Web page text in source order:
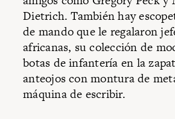
Dietrich. También hay
de mando que le regalaron
africanas, su colección de
botas de infantería en la
anteojos con montura de
máquina de escribir.